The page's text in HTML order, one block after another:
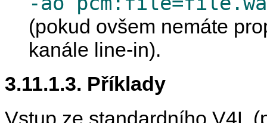
(pokud ovšem nemáte
kanále line-in).
3.11.1.3. Příklady
Vstup ze standardního V4L